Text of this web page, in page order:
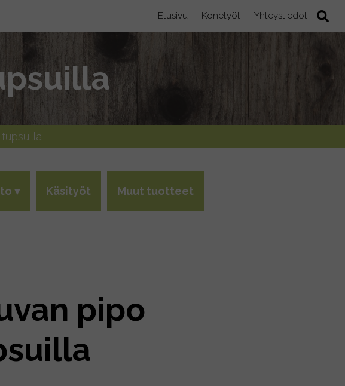
Etusivu Konetyöt Yhteystiedot
Käsityöt Muut tuotteet
pipo